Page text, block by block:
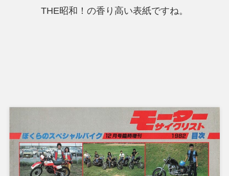
THE昭和！の香り高い表紙ですね。